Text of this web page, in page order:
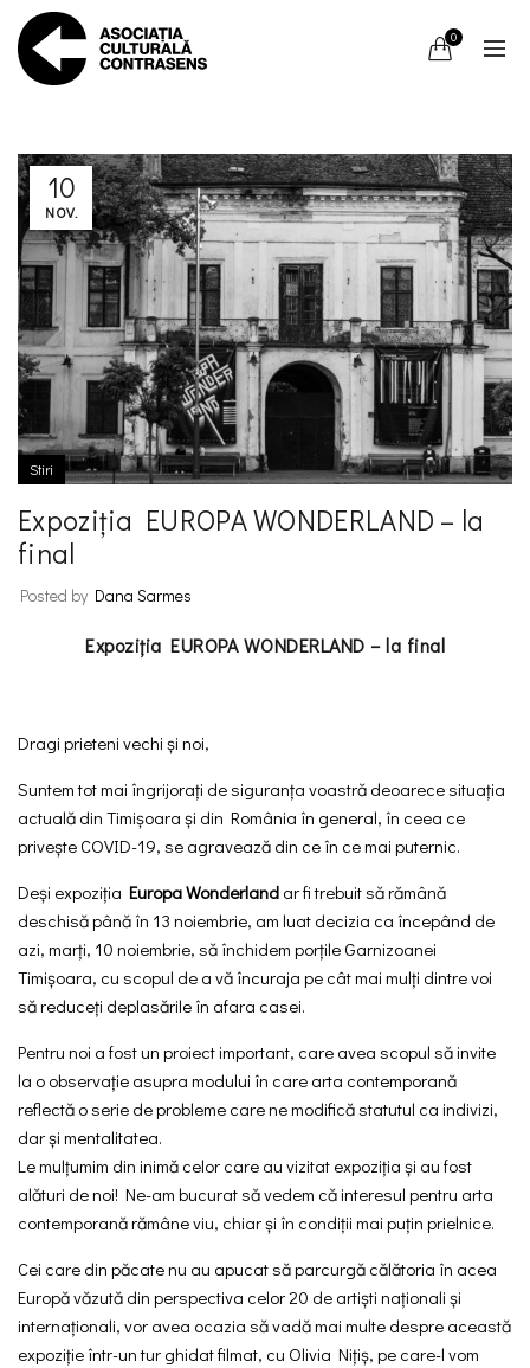
0
10
NOV.
Stiri
Expoziția EUROPA WONDERLAND – la
final
Posted by Dana Sarmes
Expoziția EUROPA WONDERLAND – la final
Dragi prieteni vechi și noi,
Suntem tot mai îngrijorați de siguranța voastră deoarece situația
actuală din Timișoara și din România în general, în ceea ce
privește COVID-19, se agravează din ce în ce mai puternic.
Deși expoziția Europa Wonderland ar fi trebuit să rămână
deschisă până în 13 noiembrie, am luat decizia ca începând de
azi, marți, 10 noiembrie, să închidem porțile Garnizoanei
Timișoara, cu scopul de a vă încuraja pe cât mai mulți dintre voi
să reduceți deplasările în afara casei.
Pentru noi a fost un proiect important, care avea scopul să invite
la o observație asupra modului în care arta contemporană
reflectă o serie de probleme care ne modifică statutul ca indivizi,
dar și mentalitatea.
Le mulțumim din inimă celor care au vizitat expoziția și au fost
alături de noi! Ne-am bucurat să vedem că interesul pentru arta
contemporană rămâne viu, chiar și în condiții mai puțin prielnice.
Cei care din păcate nu au apucat să parcurgă călătoria în acea
Europă văzută din perspectiva celor 20 de artiști naționali și
internaționali, vor avea ocazia să vadă mai multe despre această
expoziție într-un tur ghidat filmat, cu Olivia Nițiș, pe care-l vom